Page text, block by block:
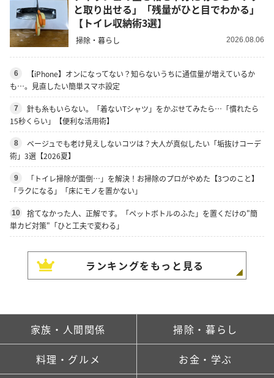
と取り出せる」「残量がひと目でわかる」
【トイレ収納術3選】
掃除・暮らし 2026.08.06
6
【iPhone】オンになってない？知らないうちに通信量が増えているか
も…。見直したい簡単スマホ設定
7
針も糸もいらない。「着ないTシャツ」をかぶせてみたら…「慣れたら
15秒くらい」【便利な活用術】
8
ベージュでも老け見えしないコツは？大人が真似したい「垢抜けコーデ
術」3選【2026夏】
9
「トイレ掃除が面倒…」を解決！お掃除のプロがやめた【3つのこと】
「ラクになる」「床にモノを置かない」
10
捨てなかった人、正解です。「ペットボトルのふた」を置くだけの"簡
単カビ対策"「ひと工夫で変わる」
ランキングをもっと見る
家族・人間関係 掃除・暮らし
料理・グルメ お金・学ぶ